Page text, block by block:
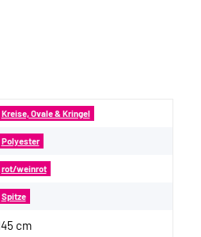
Kreise, Ovale & Kringel
Polyester
rot/weinrot
Spitze
cm